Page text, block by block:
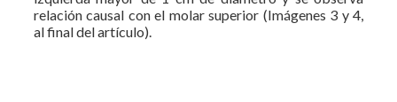
relación causal con el molar superior (Imágenes 3 y 4,
al final del artículo).